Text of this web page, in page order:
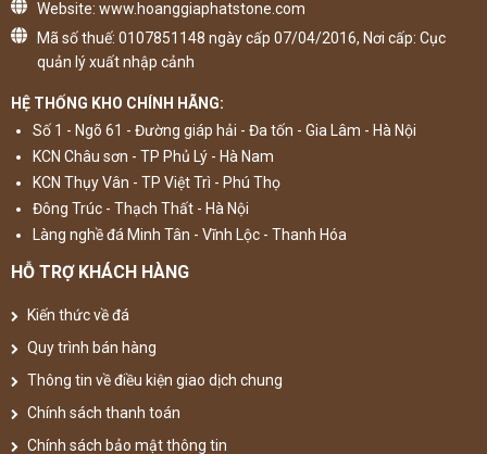
Website: www.hoanggiaphatstone.com
Mã số thuế: 0107851148 ngày cấp 07/04/2016, Nơi cấp: Cục
quản lý xuất nhập cảnh
HỆ THỐNG KHO CHÍNH HÃNG:
Số 1 - Ngõ 61 - Đường giáp hải - Đa tốn - Gia Lâm - Hà Nội
KCN Châu sơn - TP Phủ Lý - Hà Nam
KCN Thụy Vân - TP Việt Trì - Phú Thọ
Đông Trúc - Thạch Thất - Hà Nội
Làng nghề đá Minh Tân - Vĩnh Lộc - Thanh Hóa
HỖ TRỢ KHÁCH HÀNG
Kiến thức về đá
Quy trình bán hàng
Thông tin về điều kiện giao dịch chung
Chính sách thanh toán
Chính sách bảo mật thông tin